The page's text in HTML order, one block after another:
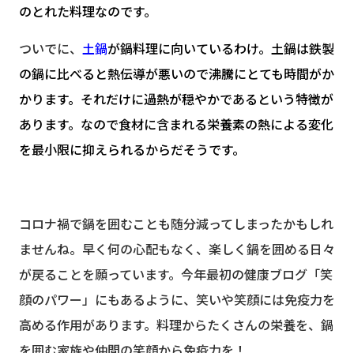
のとれた料理なのです。
ついでに、 土鍋が鍋料理に向いているわけ。土鍋は鉄製
の鍋に比べると熱伝導が悪いので沸騰にとても時間がか
かります。それだけに過熱が穏やかであるという特徴が
あります。なので食材に含まれる栄養素の熱による変化
を最小限に抑えられるからだそうです。
コロナ禍で鍋を囲むことも随分減ってしまったかもしれ
ませんね。早く何の心配もなく、楽しく鍋を囲める日々
が戻ることを願っています。今年最初の健康ブログ「笑
顔のパワー」にもあるように、笑いや笑顔には免疫力を
高める作用があります。料理からたくさんの栄養を、鍋